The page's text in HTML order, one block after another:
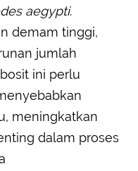
aegypti.
demam tinggi,
jumlah
ini perlu
meningkatkan
dalam proses